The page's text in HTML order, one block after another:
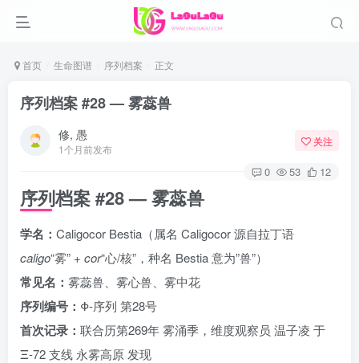
首页 生命图谱 序列档案 正文
序列档案 #28 — 雾蕊兽
修, 愚
1个月前发布
关注
0 53 12
序列档案 #28 — 雾蕊兽
学名： Caligocor Bestia（属名 Caligocor 源自拉丁语
caligo“雾” + cor“心/核”，种名 Bestia 意为”兽”）
常见名： 雾蕊兽、雾心兽、雾中花
序列编号： Φ-序列 第28号
首次记录： 联合历第269年 雾涌季，维度观察员 温子凌 于
Ξ-72 支线 永雾高原 发现